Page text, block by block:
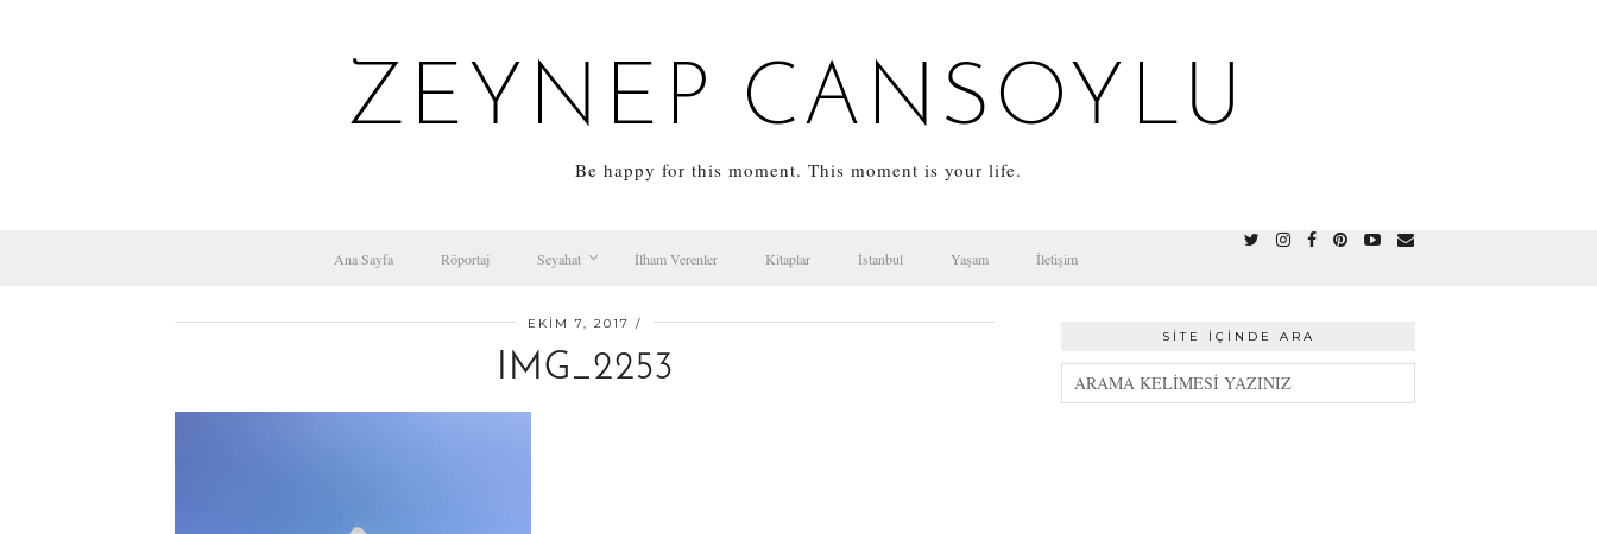
ZEYNEP CANSOYLU
Be happy for this moment. This moment is your life.
Ana Sayfa Röportaj Seyahat İlham Verenler Kitaplar İstanbul Yaşam İletişim
EKIM 7, 2017
IMG_2253
SITE İÇINDE ARA